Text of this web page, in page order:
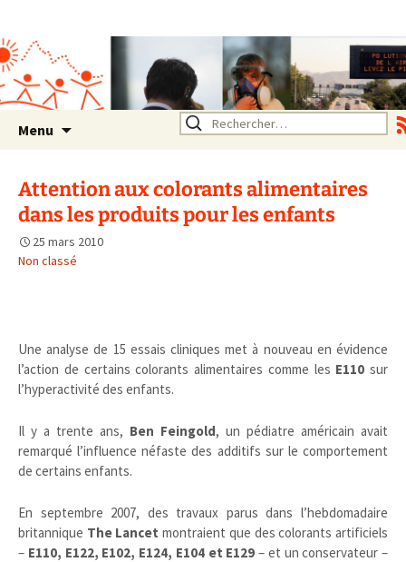
Rhône Alpes
Un environnement sain pour
la santé de tous
Menu Rechercher :
Attention aux colorants alimentaires
dans les produits pour les enfants
25 mars 2010
Non classé
Une analyse de 15 essais cliniques met à nouveau en évidence
l’action de certains colorants alimentaires comme les E110 sur
l’hyperactivité des enfants.
Il y a trente ans, Ben Feingold, un pédiatre américain avait
remarqué l’influence néfaste des additifs sur le comportement
de certains enfants.
En septembre 2007, des travaux parus dans l’hebdomadaire
britannique The Lancet montraient que des colorants artificiels
– E110, E122, E102, E124, E104 et E129 – et un conservateur –